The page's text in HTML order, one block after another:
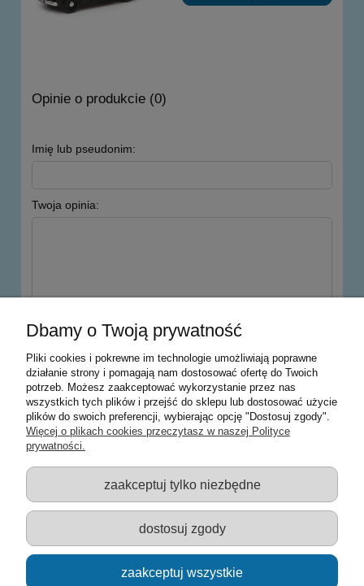
Opinie o produkcie (0)
Imię lub pseudonim:
Twoja opinia:
Warunki zakupów
Moje konto
Informacje o sklepie
Sklep z zabawkami Łódź :: Hurownia zabawek :: Zabawki
edukacyjne :: Zestawy artystyczne :: Zabawki :: samochody Welly
:: Zabawkownia :: zabawki dla dzieci :: Lalki :: Klocki :: Artykuły
szkolne ::
Dbamy o Twoją prywatność
Pliki cookies i pokrewne im technologie umożliwiają poprawne
działanie strony i pomagają nam dostosować ofertę do Twoich
potrzeb. Możesz zaakceptować wykorzystanie przez nas
wszystkich tych plików i przejść do sklepu lub dostosować użycie
plików do swoich preferencji, wybierając opcję "Dostosuj zgody".
Więcej o plikach cookies przeczytasz w naszej Polityce
prywatności.
zaakceptuj tylko niezbędne
dostosuj zgody
zaakceptuj wszystkie